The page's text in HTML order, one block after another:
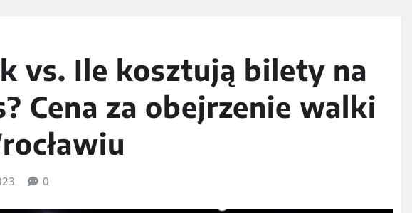
vs. Ile kosztują bilety na
Cena za obejrzenie walki
0